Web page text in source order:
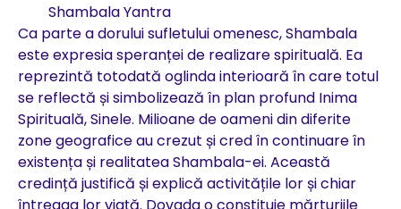
Shambala Yantra
Ca parte a dorului sufletului omenesc, Shambala
este expresia speranței de realizare spirituală. Ea
reprezintă totodată oglinda interioară în care totul
se reflectă și simbolizează în plan profund Inima
Spirituală, Sinele. Milioane de oameni din diferite
zone geografice au crezut și cred în continuare în
existența și realitatea Shambala-ei. Această
credință justifică și explică activitățile lor și chiar
întreaga lor viață. Dovada o constituie mărturiile